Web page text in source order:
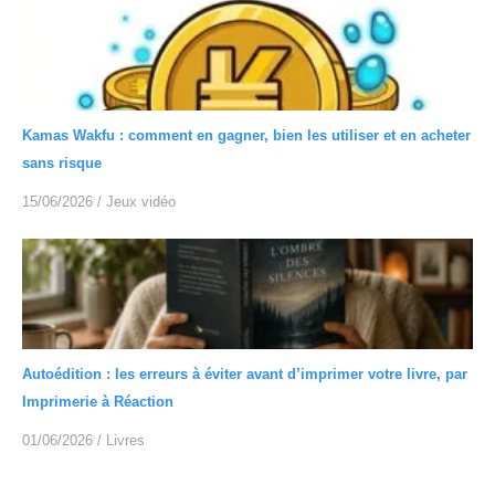
Kamas Wakfu : comment en gagner, bien les utiliser et en acheter
sans risque
15/06/2026 / Jeux vidéo
Autoédition : les erreurs à éviter avant d’imprimer votre livre, par
Imprimerie à Réaction
01/06/2026 / Livres